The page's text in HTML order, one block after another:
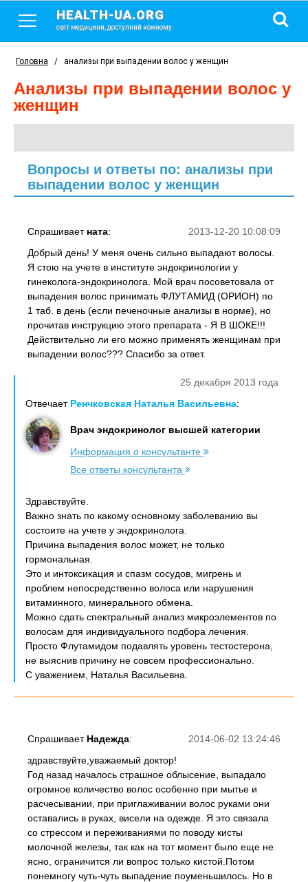
HEALTH-UA.ORG
світ медицини, доступний кожному
Головна / анализы при выпадении волос у женщин
анализы при выпадении волос у
женщин
Вопросы и ответы по: анализы при
выпадении волос у женщин
2013-12-20 10:08:09
Спрашивает ната:
Добрый день! У меня очень сильно выпадают волосы.
Я стою на учете в институте эндокринологии у
гинеколога-эндокринолога. Мой врач посоветовала от
выпадения волос принимать ФЛУТАМИД (ОРИОН) по
1 таб. в день (если печеночные анализы в норме), но
прочитав инструкцию этого препарата - Я В ШОКЕ!!!
Действительно ли его можно применять женщинам при
выпадении волос??? Спасибо за ответ.
25 декабря 2013 года
Отвечает Ренчковская Наталья Васильевна:
Врач эндокринолог высшей категории
Информация о консультанте
Все ответы консультанта
Здравствуйте.
Важно знать по какому основному заболеванию вы
состоите на учете у эндокринолога.
Причина выпадения волос может, не только
гормональная.
Это и интоксикация и спазм сосудов, мигрень и
проблем непосредственно волоса или нарушения
витаминного, минерального обмена.
Можно сдать спектральный анализ микроэлементов по
волосам для индивидуального подбора лечения.
Просто Флутамидом подавлять уровень тестостерона,
не выяснив причину не совсем профессионально.
С уважением, Наталья Васильевна.
2014-06-02 13:24:46
Спрашивает Надежда:
здравствуйте,уважаемый доктор!
Год назад началось страшное облысение, выпадало
огромное количество волос особенно при мытье и
расчесывании, при приглаживании волос руками они
оставались в руках, висели на одежде. Я это связала
со стрессом и переживаниями по поводу кисты
молочной железы, так как на тот момент было еще не
ясно, ограничится ли вопрос только кистой.Потом
понемногу чуть-чуть выпадение поуменьшилось. Но в